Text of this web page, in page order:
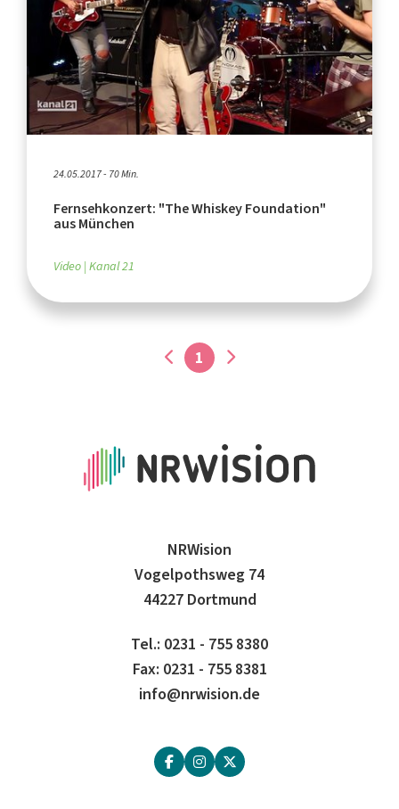
24.05.2017 - 70 Min.
Fernsehkonzert: "The Whiskey Foundation"
aus München
Video Kanal 21
1
NRWision
Vogelpothsweg 74
44227 Dortmund
Tel.: 0231 - 755 8380
Fax: 0231 - 755 8381
info@nrwision.de